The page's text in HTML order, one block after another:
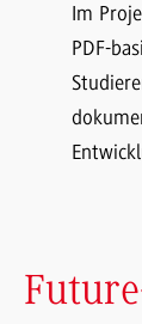
Im
PDF-